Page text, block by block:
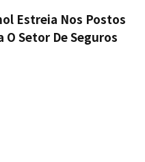
Estreia Nos Postos
O Setor De Seguros